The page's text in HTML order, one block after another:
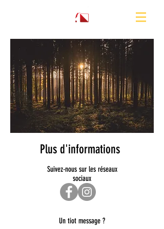
Plus d'informations
Suivez-nous sur les réseaux
sociaux
Un tiot message ?